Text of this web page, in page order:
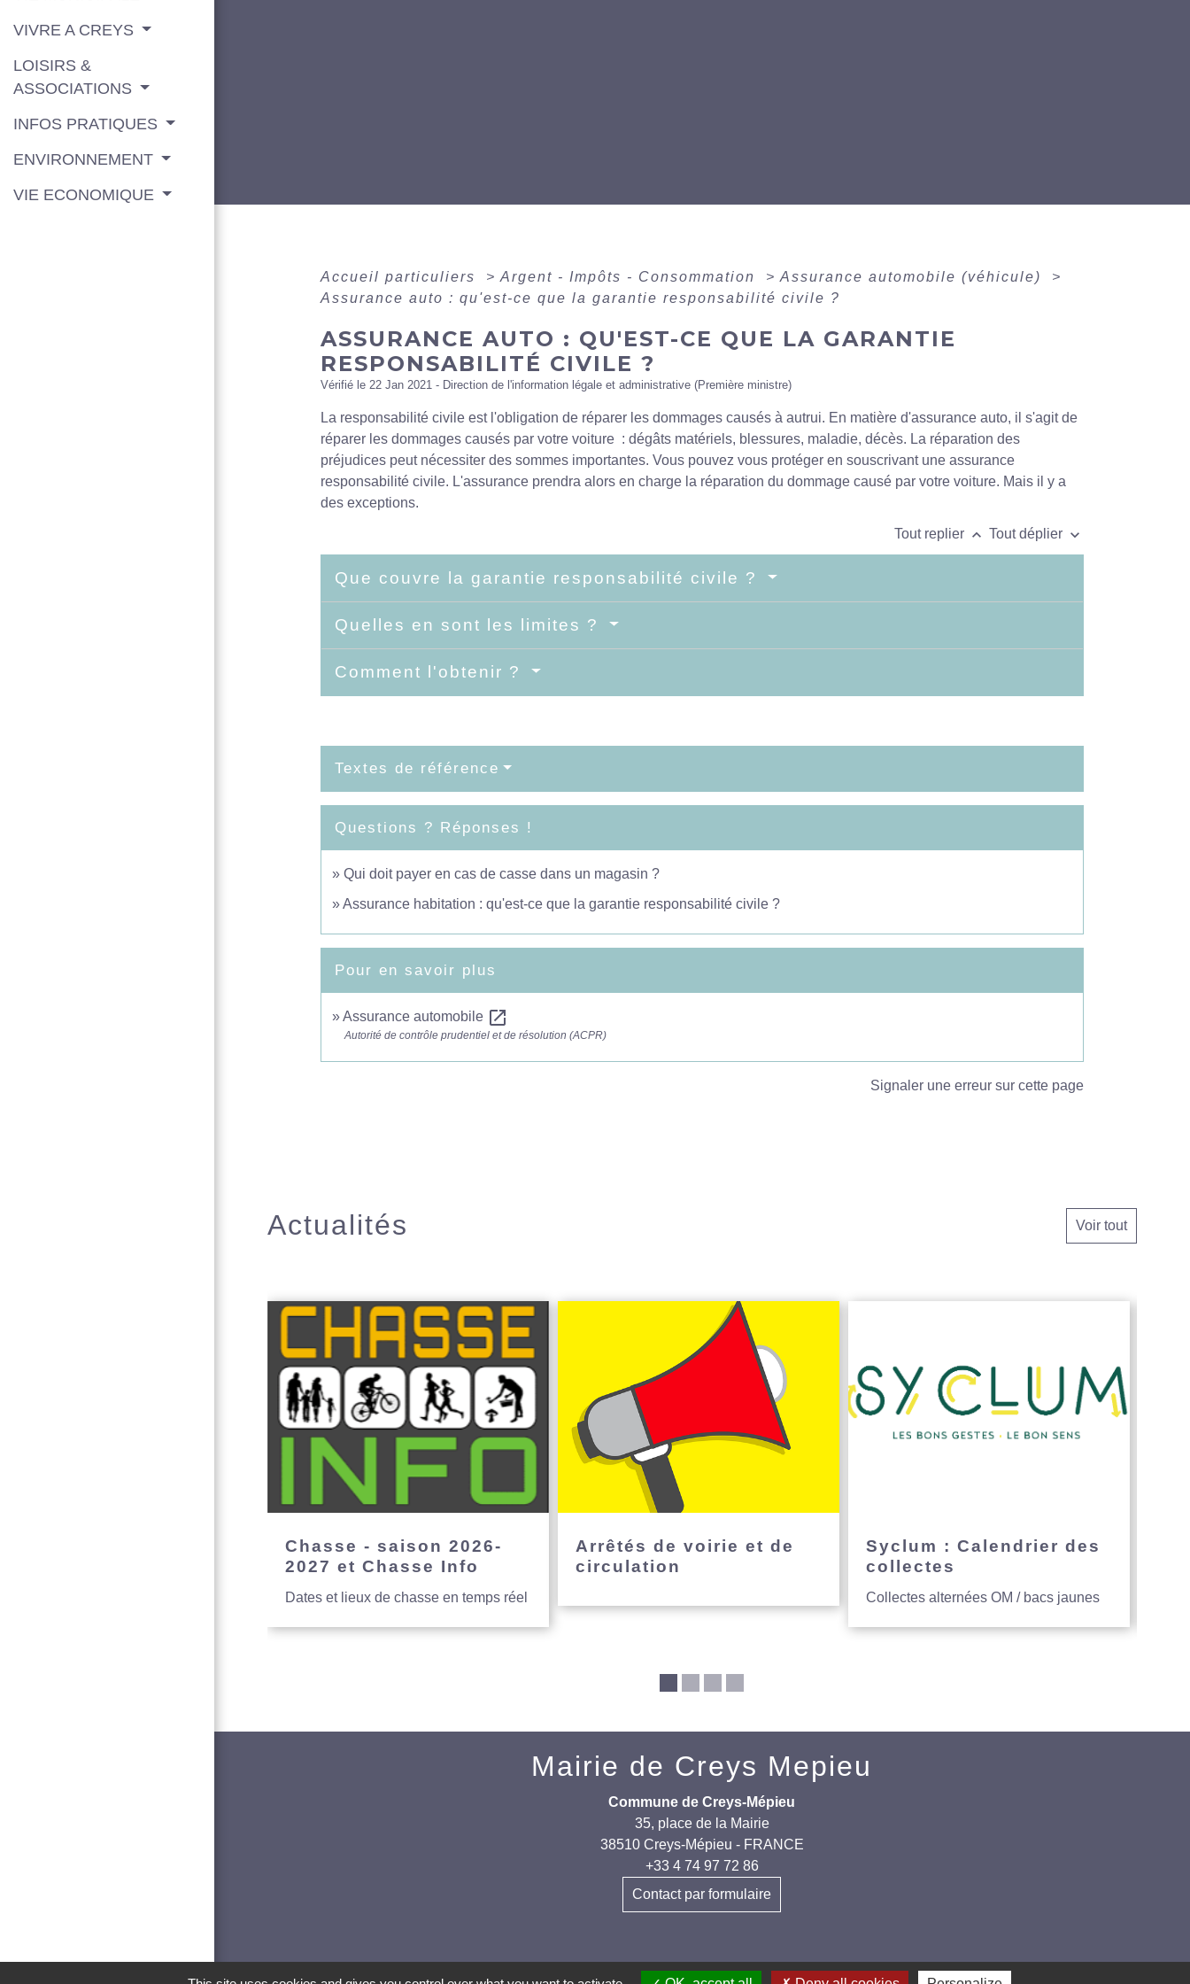
VIVRE A CREYS
LOISIRS &
ASSOCIATIONS
INFOS PRATIQUES
ENVIRONNEMENT
VIE ECONOMIQUE
Accueil particuliers > Argent - Impôts - Consommation > Assurance automobile (véhicule)
>
Assurance auto : qu'est-ce que la garantie responsabilité civile ?
ASSURANCE AUTO : QU'EST-CE QUE LA GARANTIE
RESPONSABILITÉ CIVILE ?
Vérifié le 22 Jan 2021 - Direction de l'information légale et administrative (Première ministre)
La responsabilité civile est l'obligation de réparer les dommages causés à autrui. En matière d'assurance auto, il s'agit de
réparer les dommages causés par votre voiture : dégâts matériels, blessures, maladie, décès. La réparation des
préjudices peut nécessiter des sommes importantes. Vous pouvez vous protéger en souscrivant une assurance
responsabilité civile. L'assurance prendra alors en charge la réparation du dommage causé par votre voiture. Mais il y a
des exceptions.
Tout replier keyboard_arrow_up Tout déplier keyboard_arrow_down
Que couvre la garantie responsabilité civile ?
Quelles en sont les limites ?
Comment l'obtenir ?
Textes de référence
Questions ? Réponses !
Qui doit payer en cas de casse dans un magasin ?
Assurance habitation : qu'est-ce que la garantie responsabilité civile ?
Pour en savoir plus
Assurance automobile open_in_new
Autorité de contrôle prudentiel et de résolution (ACPR)
Signaler une erreur sur cette page
Actualités Voir tout
Chasse - saison 2026-
2027 et Chasse Info
Dates et lieux de chasse en temps réel
Arrêtés de voirie et de
circulation
Syclum : Calendrier des
collectes
Collectes alternées OM / bacs jaunes
Mairie de Creys Mepieu
Commune de Creys-Mépieu
35, place de la Mairie
38510 Creys-Mépieu - FRANCE
+33 4 74 97 72 86
Contact par formulaire